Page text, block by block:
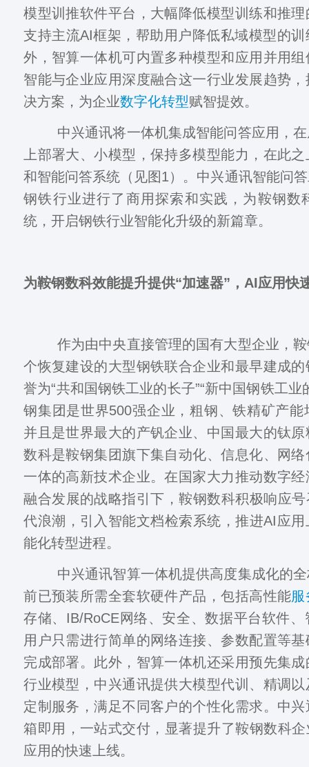
模型训推软件平台，大幅降低模型训练和推
支持主流AI框架，帮助用户降低私域模型的
外，智算一体机可内置多种模型和应用并用
智能与企业应用深度融合这一行业发展趋势
决方案，为企业数字化转型赋智提效。
中兴通讯将一体机集成智能问答应用，在
上部署大、小模型，保持多模型能力，在此
和智能问答系统（见图1）。中兴通讯智能问
钢铁行业进行了商用探索和实践，为鞍钢数
统，开启钢铁行业智能化升级的新篇章。
为鞍钢数科效能提升提供“加速器”，AI应用快
作为由中央直接管理的国有大型企业，鞍
个恢复建设的大型钢铁联合企业和最早建成
誉为“共和国钢铁工业的长子”“新中国钢铁工业
钢集团是世界500强企业，粗钢、铁精矿产
并且是世界最大的产钒企业、中国最大的钛
数科是鞍钢集团旗下集自动化、信息化、网
一体的高新技术企业。在国家大力推动数字
融合发展的战略指引下，鞍钢数科积极响应
代浪潮，引入智能文档检索系统，推进AI应
能化转型进程。
中兴通讯智算一体机提供高度集成化的全
前已预装所需全套软硬件产品，包括高性能
存储、IB/RoCE网络、安全、数据平台软件
用户只需进行简单的网络连接、参数配置等
完成部署。此外，智算一体机还采用预先集
行业模型，中兴通讯提供大模型代训、精调
定制服务，满足不同客户的个性化需求。中
箱即用，一站式交付，显著提升了鞍钢数科
应用的快速上线。